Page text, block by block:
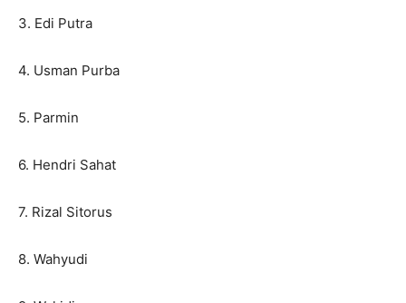
3. Edi Putra
4. Usman Purba
5. Parmin
6. Hendri Sahat
7. Rizal Sitorus
8. Wahyudi